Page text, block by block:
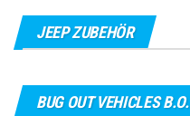
JEEP ZUBEHÖR
BUG OUT VEHICLES